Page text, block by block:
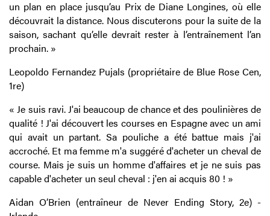
un plan en place jusqu’au Prix de Diane Longines, où elle
découvrait la distance. Nous discuterons pour la suite de la
saison, sachant qu’elle devrait rester à l’entraînement l’an
prochain. »
Leopoldo Fernandez Pujals (propriétaire de Blue Rose Cen,
1re)
« Je suis ravi. J'ai beaucoup de chance et des poulinières de
qualité ! J'ai découvert les courses en Espagne avec un ami
qui avait un partant. Sa pouliche a été battue mais j'ai
accroché. Et ma femme m'a suggéré d'acheter un cheval de
course. Mais je suis un homme d'affaires et je ne suis pas
capable d'acheter un seul cheval : j'en ai acquis 80 ! »
Aidan O’Brien (entraîneur de Never Ending Story, 2e) -